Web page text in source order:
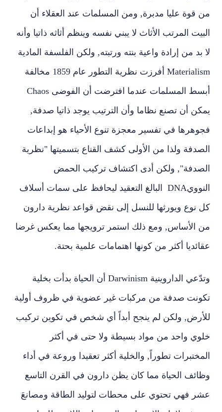
من قوة عليا مدبرة, ومن المسلمات عند العقلاء أن
البيت المرتب الأثاث لا يبني نفسه وينظم أثاثه ذاتيا وأنه
لا بد من إرادة واعية بنته ورتبته, ولكن الفلسفة المادية
Materialism
أفرزت نظرية التطور عام 1859 مخالفة
أبسط المسلمات عندما افترضت أن الفوضى Chaos
يمكن أن تصنع نظاما وأن الترتيب يوجد ذاتيا صدفة,
فجوهرها في تفسير معجزة تنوع الأحياء هو إبداعات
الصدفة ولذا من الأولى كشف القناع بتسميتها "نظرية
الصدفة", ولكن أدى اكتشاف تركيب الحمض
النوويDNA البالغ التعقيد ليحافظ على سمات أسلاف
كل نوع ويورثها للنسل إلى نقض قواعد نظرية دارون
من الأساس, ومع ذلك استمر ترويجها مما يعكس غرضا
عقائديا أكثر من كونها اهتمامات علمية بحتة.
وتدّعي الداروينية Darwinism أن الحياة بدأت بخلية
تكونت صدفة من مركبات غير عضوية في ظروف أولية
للأرض, ولكن لم ينجح أبداً أي شخص في تكوين تركيب
خلوي واحد من مواد بسيطة ولا حتى في أكثر
المختبرات تطوراً, والخلية أكثر تعقيدا وروعة في أداء
وظائف الحياة مما كان يظن دارون في القرن التاسع
عشر فهي تحتوي على محطات لتوليد الطاقة ومصانعَ